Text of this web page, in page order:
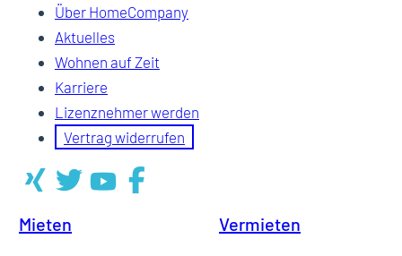
Über HomeCompany
Aktuelles
Wohnen auf Zeit
Karriere
Lizenznehmer werden
Vertrag widerrufen
Mieten Vermieten